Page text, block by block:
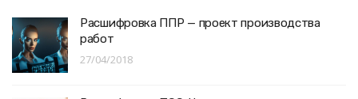
Расшифровка ППР — проект производства
работ
27/04/2018